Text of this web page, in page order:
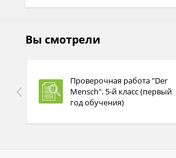
Вы смотрели
Проверочная работа "Der
Mensch". 5-й класс (первый
год обучения)